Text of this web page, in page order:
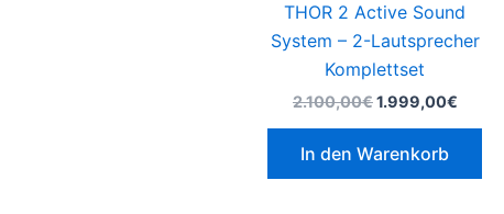
THOR 2 Active Sound
System – 2-Lautsprecher
Komplettset
2.100,00€1.999,00€
In den Warenkorb